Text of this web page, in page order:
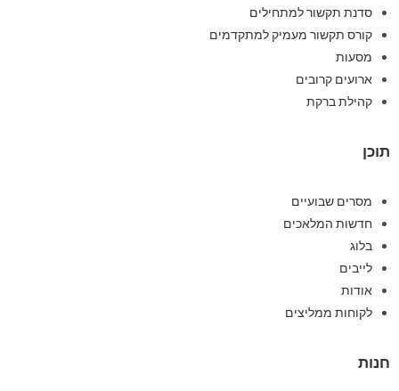
סדנת תקשור למתחילים
קורס תקשור מעמיק למתקדמים
מסעות
ארועים קרובים
קהילת ברקת
תוכן
מסרים שבועיים
חדשות המלאכים
בלוג
לייבים
אודות
לקוחות ממליצים
חנות